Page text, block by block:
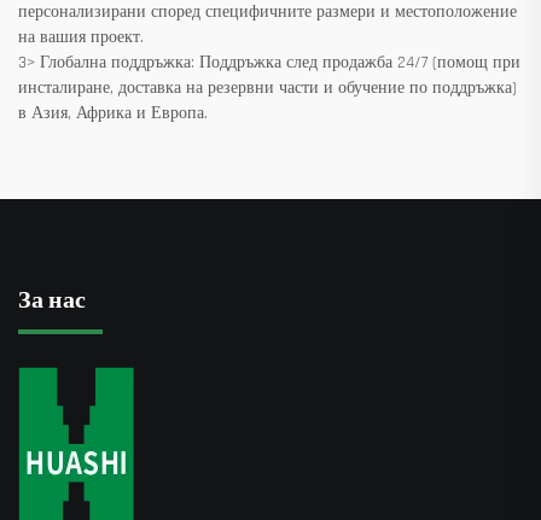
персонализирани според специфичните размери и местоположение
на вашия проект.
3> Глобална поддръжка: Поддръжка след продажба 24/7 (помощ при
инсталиране, доставка на резервни части и обучение по поддръжка)
в Азия, Африка и Европа.
За нас